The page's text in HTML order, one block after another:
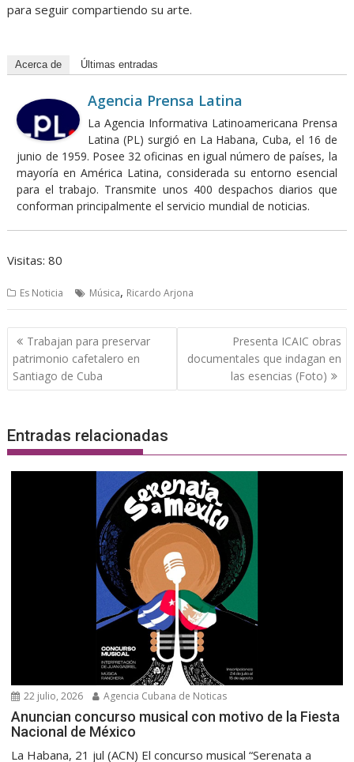
para seguir compartiendo su arte.
Acerca de Últimas entradas
Agencia Prensa Latina
La Agencia Informativa Latinoamericana Prensa
Latina (PL) surgió en La Habana, Cuba, el 16 de
junio de 1959. Posee 32 oficinas en igual número de países, la
mayoría en América Latina, considerada su entorno esencial
para el trabajo. Transmite unos 400 despachos diarios que
conforman principalmente el servicio mundial de noticias.
Visitas: 80
Es Noticia Música, Ricardo Arjona
Navegación
de
entradas
Trabajan para preservar
patrimonio cafetalero en
Santiago de Cuba
Presenta ICAIC obras
documentales que indagan en
las esencias (Foto)
Entradas relacionadas
22 julio, 2026 Agencia Cubana de Noticas
Anuncian concurso musical con motivo de la Fiesta
Nacional de México
La Habana, 21 jul (ACN) El concurso musical “Serenata a